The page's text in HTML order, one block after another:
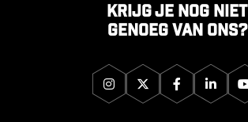
Krijg je nog niet
genoeg van ons?